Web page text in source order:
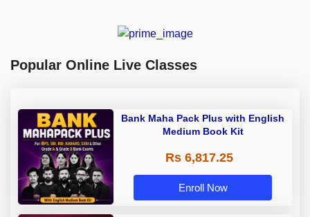
Popular Online Live Classes
Bank Maha Pack Plus with English
Medium Book Kit
Rs 6,817.25
Enroll Now